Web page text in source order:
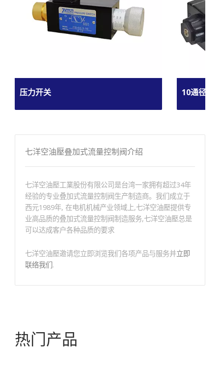
压力开关 10通径电
七洋空油壓叠加式流量控制阀介绍
七洋空油壓工業股份有限公司是台湾一家拥有超过34年
经验的专业叠加式流量控制阀生产制造商。我们成立于
西元1989年, 在电机机械产业领域上,七洋空油壓提供专
业高品质的叠加式流量控制阀制造服务,七洋空油壓总是
可以达成客户各种品质的要求
七洋空油壓邀请您立即浏览我们各项产品与服务并立即
联络我们.
热门产品